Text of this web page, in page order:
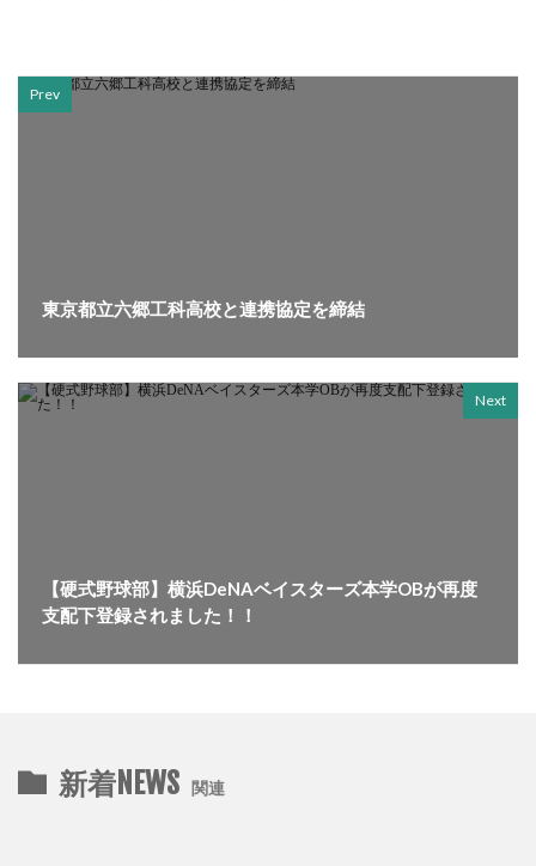
Prev
東京都立六郷工科高校と連携協定を締結
Next
【硬式野球部】横浜DeNAベイスターズ本学OBが再度
支配下登録されました！！
新着NEWS 関連